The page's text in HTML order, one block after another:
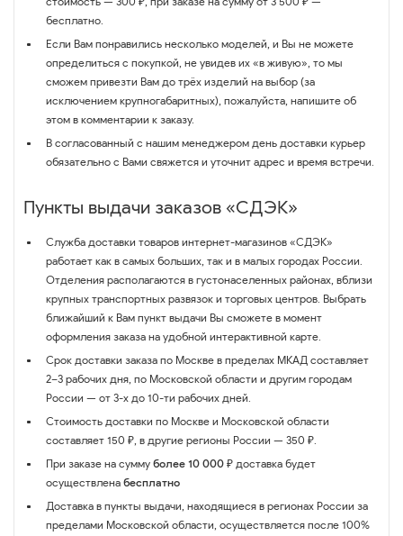
бесплатно.
Если Вам понравились несколько моделей, и Вы не можете
определиться с покупкой, не увидев их «в живую», то мы
сможем привезти Вам до трёх изделий на выбор (за
исключением крупногабаритных), пожалуйста, напишите об
этом в комментарии к заказу.
В согласованный с нашим менеджером день доставки курьер
обязательно с Вами свяжется и уточнит адрес и время встречи.
Пункты выдачи заказов «СДЭК»
Служба доставки товаров интернет-магазинов «СДЭК»
работает как в самых больших, так и в малых городах России.
Отделения располагаются в густонаселенных районах, вблизи
крупных транспортных развязок и торговых центров. Выбрать
ближайший к Вам пункт выдачи Вы сможете в момент
оформления заказа на удобной интерактивной карте.
Срок доставки заказа по Москве в пределах МКАД составляет
2–3 рабочих дня, по Московской области и другим городам
России — от 3-х до 10-ти рабочих дней.
Стоимость доставки по Москве и Московской области
составляет 150 ₽, в другие регионы России — 350 ₽.
При заказе на сумму более 10 000 ₽ доставка будет
осуществлена бесплатно
Доставка в пункты выдачи, находящиеся в регионах России за
пределами Московской области, осуществляется после 100%